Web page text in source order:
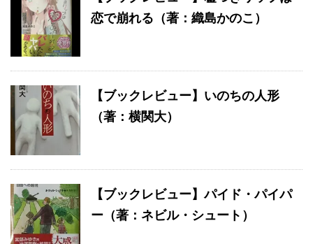
恋で崩れる（著：織島かのこ）
【ブックレビュー】いのちの人形
（著：横関大）
【ブックレビュー】パイド・パイパ
ー（著：ネビル・シュート）